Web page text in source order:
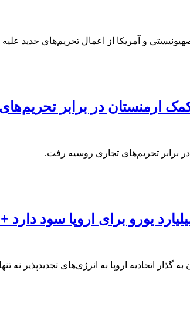
و آمریکا از اعمال تحریم‌های جدید علیه